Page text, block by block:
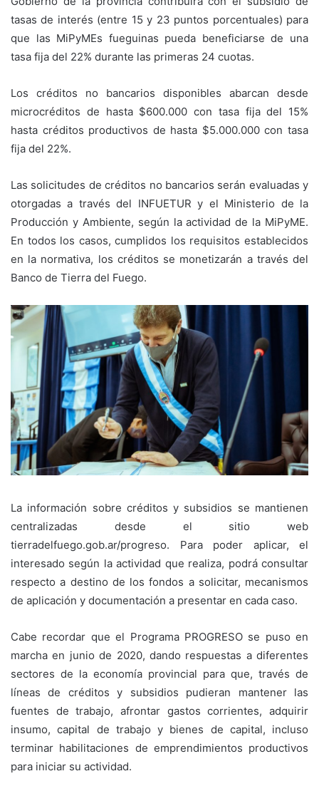
tasas de interés (entre 15 y 23 puntos porcentuales) para
que las MiPyMEs fueguinas pueda beneficiarse de una
tasa fija del 22% durante las primeras 24 cuotas.
Los créditos no bancarios disponibles abarcan desde
microcréditos de hasta $600.000 con tasa fija del 15%
hasta créditos productivos de hasta $5.000.000 con tasa
fija del 22%.
Las solicitudes de créditos no bancarios serán evaluadas y
otorgadas a través del INFUETUR y el Ministerio de la
Producción y Ambiente, según la actividad de la MiPyME.
En todos los casos, cumplidos los requisitos establecidos
en la normativa, los créditos se monetizarán a través del
Banco de Tierra del Fuego.
La información sobre créditos y subsidios se mantienen
centralizadas desde el sitio web
tierradelfuego.gob.ar/progreso. Para poder aplicar, el
interesado según la actividad que realiza, podrá consultar
respecto a destino de los fondos a solicitar, mecanismos
de aplicación y documentación a presentar en cada caso.
Cabe recordar que el Programa PROGRESO se puso en
marcha en junio de 2020, dando respuestas a diferentes
sectores de la economía provincial para que, través de
líneas de créditos y subsidios pudieran mantener las
fuentes de trabajo, afrontar gastos corrientes, adquirir
insumo, capital de trabajo y bienes de capital, incluso
terminar habilitaciones de emprendimientos productivos
para iniciar su actividad.